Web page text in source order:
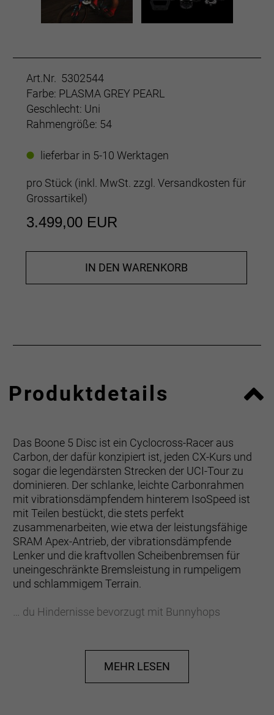
Art.Nr. 5302544
Farbe: PLASMA GREY PEARL
Geschlecht: Uni
Rahmengröße: 54
lieferbar in 5-10 Werktagen
pro Stück (inkl. MwSt. zzgl. Versandkosten für
Grossartikel)
3.499,00 EUR
IN DEN WARENKORB
Produktdetails
Das Boone 5 Disc ist ein Cyclocross-Racer aus
Carbon, der dafür konzipiert ist, jeden CX-Kurs und
sogar die legendärsten Strecken der UCI-Tour zu
dominieren. Der schlanke, leichte Carbonrahmen
mit vibrationsdämpfendem hinterem IsoSpeed ist
mit Teilen bestückt, die stets perfekt
zusammenarbeiten, wie etwa der leistungsfähige
SRAM Apex-Antrieb, der vibrationsdämpfende
Lenker und die kraftvollen Scheibenbremsen für
uneingeschränkte Bremsleistung in rumpeligem
und schlammigem Terrain.
… du Hindernisse bevorzugt mit Bunnyhops
ein hochwertiges CX-Racebike, das genau das
aushält und dich dabei noch gut aussehen lässt.
MEHR LESEN